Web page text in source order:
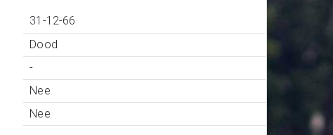
31-12-66
Dood
-
Nee
Nee